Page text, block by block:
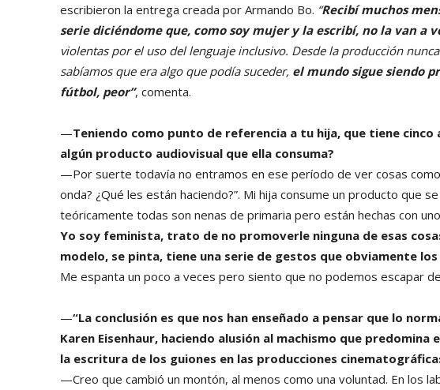
escribieron la entrega creada por Armando Bo. “Recibí muchos
serie diciéndome que, como soy mujer y la escribí, no la van a
violentas por el uso del lenguaje inclusivo. Desde la producción
sabíamos que era algo que podía suceder, el mundo sigue siendo
fútbol, peor”, comenta.
—Teniendo como punto de referencia a tu hija, que tiene cinco
algún producto audiovisual que ella consuma?
—Por suerte todavía no entramos en ese período de ver cosas
onda? ¿Qué les están haciendo?”. Mi hija consume un producto que
teóricamente todas son nenas de primaria pero están hechas con
Yo soy feminista, trato de no promoverle ninguna de esas
modelo, se pinta, tiene una serie de gestos que obviamente
Me espanta un poco a veces pero siento que no podemos escapar
—“La conclusión es que nos han enseñado a pensar que lo
Karen Eisenhaur, haciendo alusión al machismo que
la escritura de los guiones en las producciones
—Creo que cambió un montón, al menos como una voluntad. En los